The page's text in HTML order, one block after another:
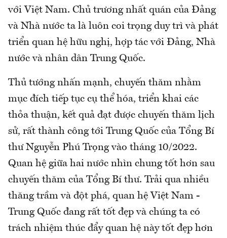
với Việt Nam. Chủ trương nhất quán của Đảng
và Nhà nước ta là luôn coi trọng duy trì và phát
triển quan hệ hữu nghị, hợp tác với Đảng, Nhà
nước và nhân dân Trung Quốc.
Thủ tướng nhấn mạnh, chuyến thăm nhằm
mục đích tiếp tục cụ thể hóa, triển khai các
thỏa thuận, kết quả đạt được chuyến thăm lịch
sử, rất thành công tới Trung Quốc của Tổng Bí
thư Nguyễn Phú Trọng vào tháng 10/2022.
Quan hệ giữa hai nước nhìn chung tốt hơn sau
chuyến thăm của Tổng Bí thư. Trải qua nhiều
thăng trầm và đột phá, quan hệ Việt Nam -
Trung Quốc đang rất tốt đẹp và chúng ta có
trách nhiệm thúc đẩy quan hệ này tốt đẹp hơn